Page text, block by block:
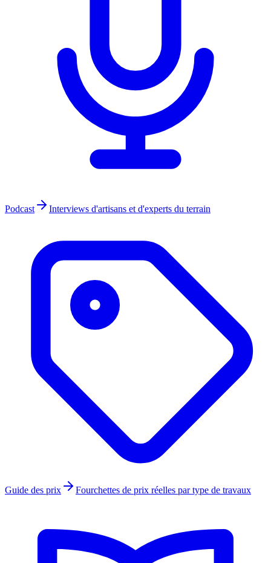
Podcast Interviews d'artisans et d'experts du terrain
Guide des prix Fourchettes de prix réelles par type de travaux